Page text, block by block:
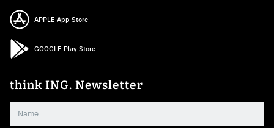
APPLE App Store
GOOGLE Play Store
think ING. Newsletter